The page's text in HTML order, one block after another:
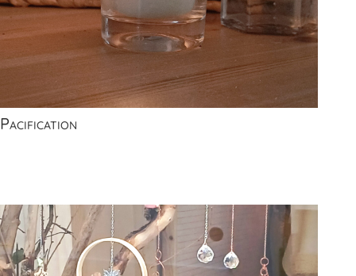
Pacification